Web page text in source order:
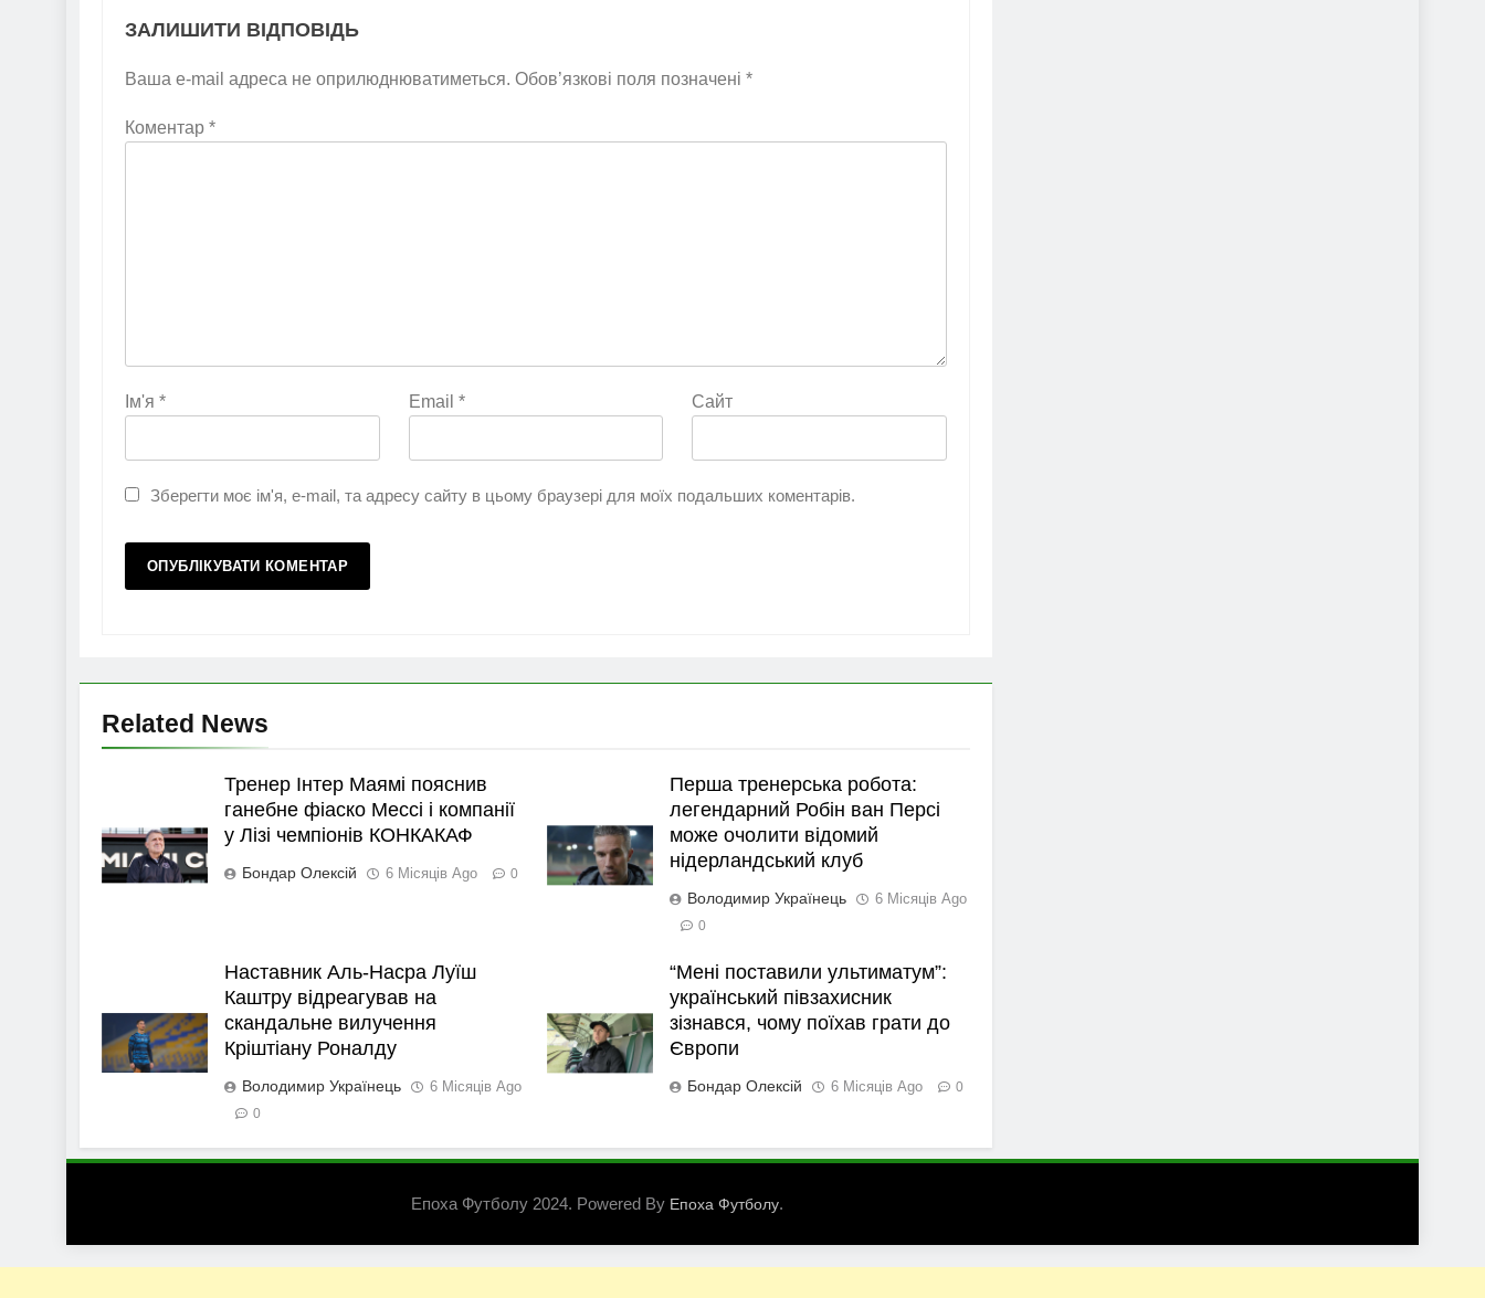
ЗАЛИШИТИ ВІДПОВІДЬ
Ваша e-mail адреса не оприлюднюватиметься. Обов’язкові поля позначені *
Коментар *
Ім'я * Email * Сайт
Зберегти моє ім'я, e-mail, та адресу сайту в цьому браузері для моїх подальших коментарів.
Related News
Тренер Інтер Маямі пояснив
ганебне фіаско Мессі і компанії
у Лізі чемпіонів КОНКАКАФ
Бондар Олексій 6 Місяців Ago 0
Перша тренерська робота:
легендарний Робін ван Персі
може очолити відомий
нідерландський клуб
Володимир Українець 6 Місяців Ago
0
Наставник Аль-Насра Луїш
Каштру відреагував на
скандальне вилучення
Кріштіану Роналду
Володимир Українець 6 Місяців Ago
0
“Мені поставили ультиматум”:
український півзахисник
зізнався, чому поїхав грати до
Європи
Бондар Олексій 6 Місяців Ago 0
Епоха Футболу 2024. Powered By Епоха Футболу.